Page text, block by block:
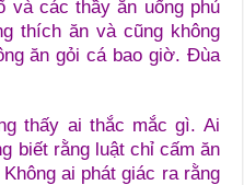
và các thầy ăn uống phủ
thích ăn và cũng không
ăn gỏi cá bao giờ. Đùa
thấy ai thắc mắc gì. Ai
biết rằng luật chỉ cấm ăn
ai phát giác ra rằng